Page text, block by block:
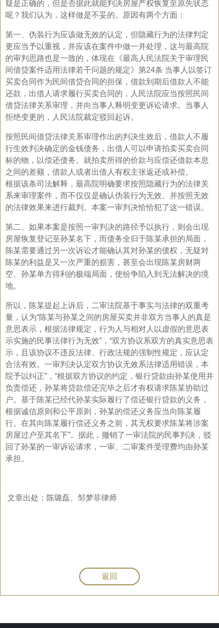
疑是正确的，但是否据此就能判决房屋产权恢复至原先状态
呢？我们认为，这样做是不妥的。原因有两个方面：
第一、伪装行为应该做无效的认定，但隐藏行为的法律判定
更应当予以重视，并应该在案件中做一并处理，这与最高院
的审判思路也是一致的，体现在《最高人民法院关于审理民
间借贷案件适用法律若干问题的规定》第24条 当事人以签订
买卖合同作为民间借贷合同的担保，借款到期后借款人不能
还款，出借人请求履行买卖合同的，人民法院应当按照民间
借贷法律关系审理，并向当事人释明变更诉讼请求。当事人
拒绝变更的，人民法院裁定驳回起诉。
按照民间借贷法律关系审理作出的判决生效后，借款人不履
行生效判决确定的金钱债务，出借人可以申请拍卖买卖合同
标的物，以偿还债务。就拍卖所得的价款与应偿还借款本息
之间的差额，借款人或者出借人有权主张返还或补偿。
根据该条司法解释，最高院明确要求按照隐藏行为的法律关
系来审理案件，而不仅仅是确认伪装行为无效、并按照无效
的法律效果来进行裁判。本案一审判决恰恰犯了这一错误。
第二、如果本案是按照一审判决的路径予以执行，则会出现
房屋恢复登记至孙某名下，而债务全归于陈某承担的局面，
陈某需要通过另一次诉讼才能确认其对孙某的债权，无疑对
陈某的利益是又一次严重的损害，甚至会出现陈某房财两
空、孙某单方得利的极端局面，使纷争陷入到无法解决的境
地。
所以，陈某提起上诉后，二审法院基于事实与法律的双重考
量，认为“陈某与孙某之间的房屋买卖并非双方当事人的真是
意思表示，根据法律规定，行为人与相对人以虚假的意思表
示实施的民事法律行为无效”，“双方协议系双方的真实意思表
示，且该协议不违反法律、行政法规的强制性规定，应认定
合法有效。一审判决认定双方协议无效系法律适用错误，本
院予以纠正”，“根据双方协议的约定，银行贷款由孙某使用并
负责偿还，孙某将贷款偿还完毕之后才有权请求陈某协助过
户。基于陈某已经代孙某实际履行了偿还银行贷款的义务，
根据诚信原则和公平原则，孙某的偿还义务应当向陈某履
行。在其向陈某履行偿还义务之前，其无权要求陈某将涉案
房屋过户至其名下”。据此，撤销了一审法院的民事判决，驳
回了孙某的一审诉讼请求，一审、二审案件受理费均由孙某
承担。
文章出处： 陈璐磊、邹梦菲律师
返回